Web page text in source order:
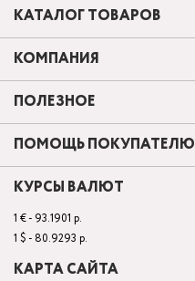
КАТАЛОГ ТОВАРОВ
КОМПАНИЯ
ПОЛЕЗНОЕ
ПОМОЩЬ ПОКУПАТЕЛЮ
КУРСЫ ВАЛЮТ
1 € - 93.1901 р.
1 $ - 80.9293 р.
КАРТА САЙТА